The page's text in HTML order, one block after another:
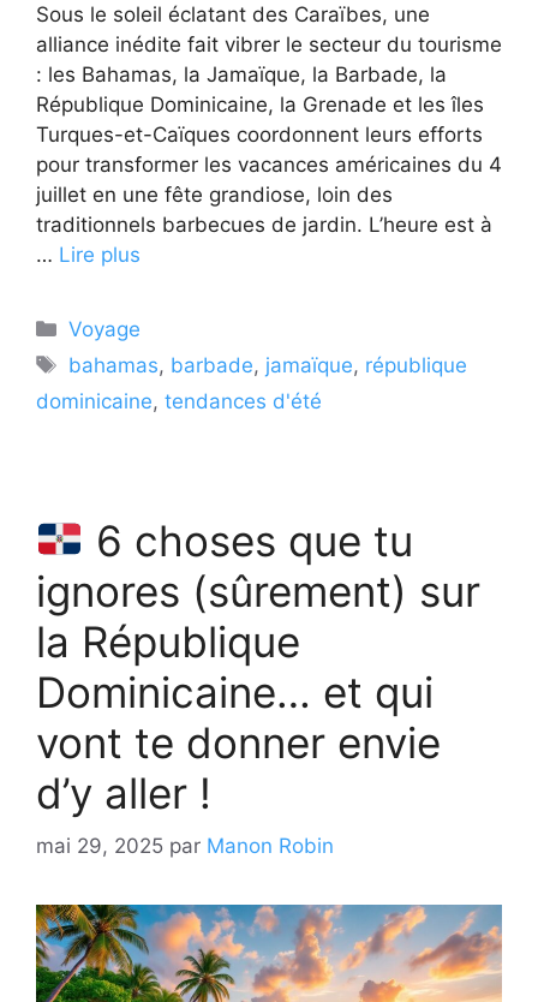
Sous le soleil éclatant des Caraïbes, une
alliance inédite fait vibrer le secteur du tourisme
: les Bahamas, la Jamaïque, la Barbade, la
République Dominicaine, la Grenade et les îles
Turques-et-Caïques coordonnent leurs efforts
pour transformer les vacances américaines du 4
juillet en une fête grandiose, loin des
traditionnels barbecues de jardin. L’heure est à
… Lire plus
Catégories
Voyage
Étiquettes
bahamas, barbade, jamaïque, république
dominicaine, tendances d'été
6 choses que tu
ignores (sûrement) sur
la République
Dominicaine… et qui
vont te donner envie
d’y aller !
mai 29, 2025 par Manon Robin